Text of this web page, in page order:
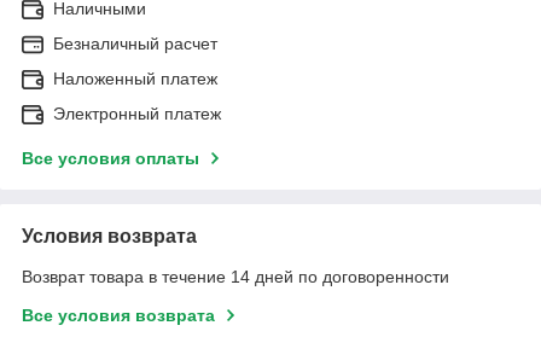
Наличными
Безналичный расчет
Наложенный платеж
Электронный платеж
Все условия оплаты
Условия возврата
Возврат товара в течение 14 дней по договоренности
Все условия возврата